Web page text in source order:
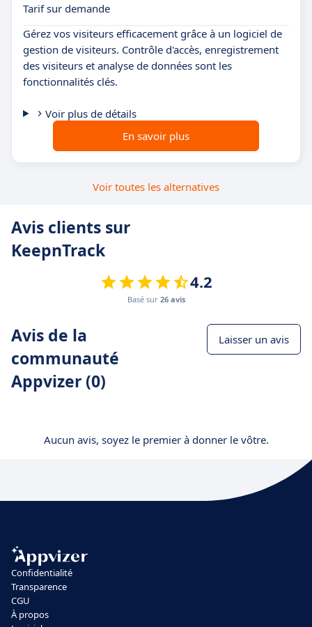
Tarif sur demande
Gérez vos visiteurs efficacement grâce à un logiciel de
gestion de visiteurs. Contrôle d'accès, enregistrement
des visiteurs et analyse de données sont les
fonctionnalités clés.
Voir plus de détails
En savoir plus
Voir toutes les alternatives
Avis clients sur
KeepnTrack
4.2
Basé sur 26 avis
Avis de la
communauté
Appvizer (0)
Laisser un avis
Aucun avis, soyez le premier à donner le vôtre.
Confidentialité
Transparence
CGU
À propos